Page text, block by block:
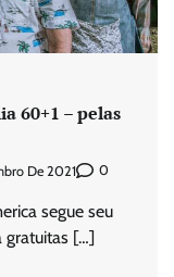
60+1 – pelas
De 2021 0
segue seu
gratuitas […]